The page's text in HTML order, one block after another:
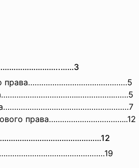
…………..……3
права………………………………………5
права……………………………...12